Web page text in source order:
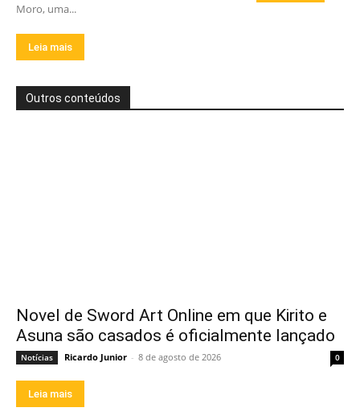
Moro, uma...
Leia mais
Outros conteúdos
Novel de Sword Art Online em que Kirito e
Asuna são casados é oficialmente lançado
Notícias Ricardo Junior - 8 de agosto de 2026 0
Leia mais